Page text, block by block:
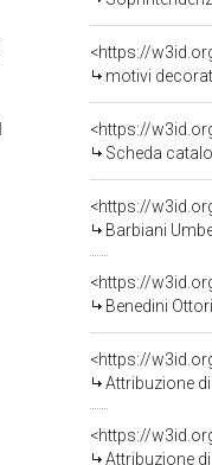
<https://
motivi
<https://
Scheda
<https://
Barbiani
<https://
Benedini
<https://
Attribuzione di
<https://
Attribuzione di